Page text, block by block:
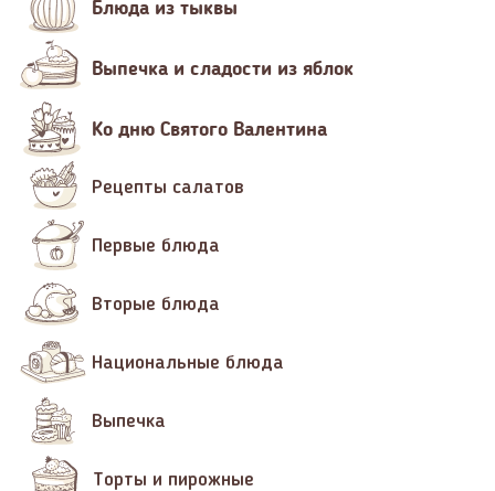
Блюда из тыквы
Выпечка и сладости из яблок
Ко дню Святого Валентина
Рецепты салатов
Первые блюда
Вторые блюда
Национальные блюда
Выпечка
Торты и пирожные